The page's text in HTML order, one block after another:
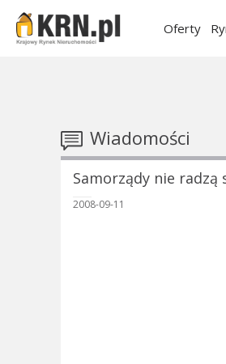
Oferty
Wiadomości
Samorządy nie
2008-09-11